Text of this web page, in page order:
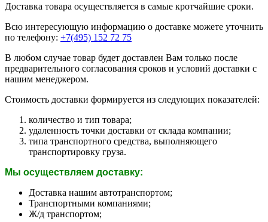
Доставка товара осуществляется в самые кротчайшие сроки.
Всю интересующую информацию о доставке можете уточнить
по телефону: +7(495) 152 72 75
В любом случае товар будет доставлен Вам только после
предварительного согласования сроков и условий доставки с
нашим менеджером.
Стоимость доставки формируется из следующих показателей:
количество и тип товара;
удаленность точки доставки от склада компании;
типа транспортного средства, выполняющего
транспортировку груза.
Мы осуществляем доставку:
Доставка нашим автотранспортом;
Транспортными компаниями;
Ж/д транспортом;